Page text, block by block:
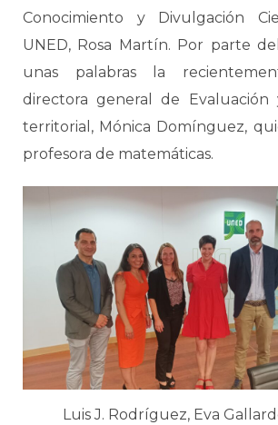
Conocimiento y Divulgación
UNED, Rosa Martín. Por parte
unas palabras la
directora general de Evaluación
territorial, Mónica Domínguez,
profesora de matemáticas.
Luis J. Rodríguez, Eva